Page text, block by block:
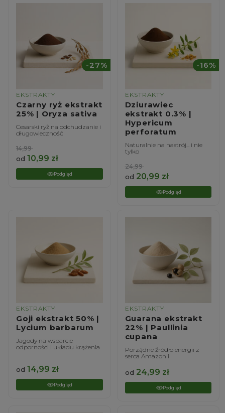
EKSTRAKTY
Czarny ryż ekstrakt
25% | Oryza sativa
Cesarski ryż na odchudzanie i
długowieczność
-27%
od 10,99 zł
14,99
Podgląd
EKSTRAKTY
Dziurawiec
ekstrakt 0.3% |
Hypericum
perforatum
Naturalnie na nastrój... i nie
tylko
-16%
od 20,99 zł
24,99
Podgląd
EKSTRAKTY
Goji ekstrakt 50% |
Lycium barbarum
Jagody na wsparcie
odporności i układu krążenia
od 14,99 zł
Podgląd
EKSTRAKTY
Guarana ekstrakt
22% | Paullinia
cupana
Porządne źródło energii z
serca Amazonii
od 24,99 zł
Podgląd